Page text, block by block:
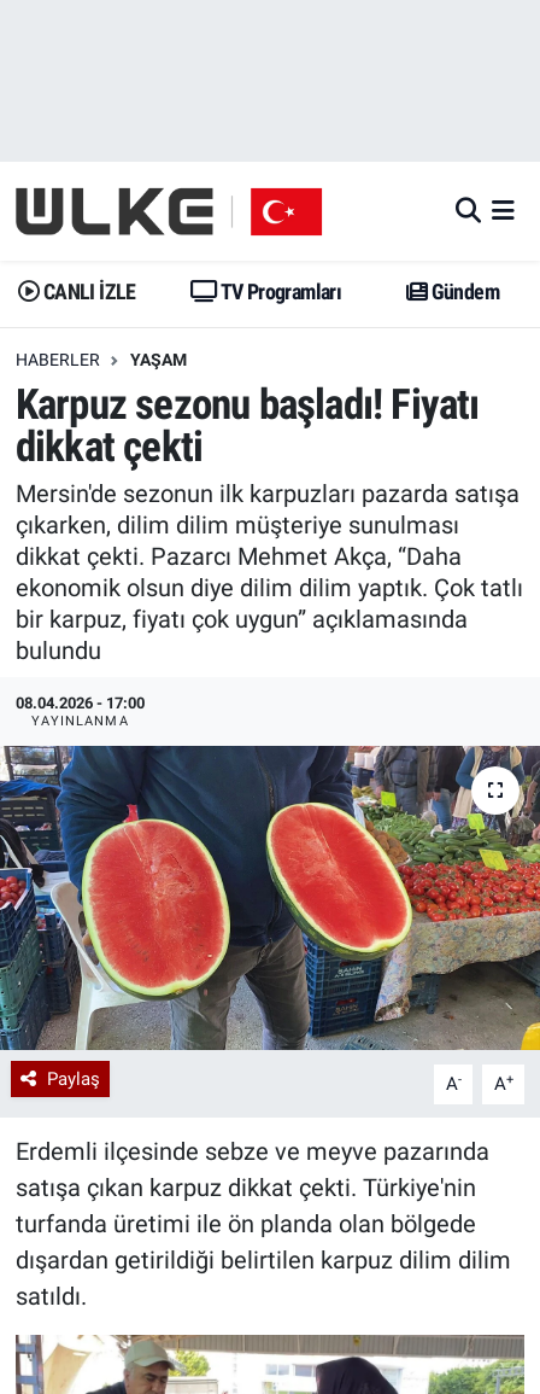
CANLI İZLE TV Programları Gündem
HABERLER YAŞAM
Karpuz sezonu başladı! Fiyatı
dikkat çekti
Mersin'de sezonun ilk karpuzları pazarda satışa
çıkarken, dilim dilim müşteriye sunulması
dikkat çekti. Pazarcı Mehmet Akça, “Daha
ekonomik olsun diye dilim dilim yaptık. Çok tatlı
bir karpuz, fiyatı çok uygun” açıklamasında
bulundu
08.04.2026 - 17:00
YAYINLANMA
Paylaş A- A+
Erdemli ilçesinde sebze ve meyve pazarında
satışa çıkan karpuz dikkat çekti. Türkiye'nin
turfanda üretimi ile ön planda olan bölgede
dışardan getirildiği belirtilen karpuz dilim dilim
satıldı.
Gündem
Dünya
Erişim Bilgileri
Ekonomi
Trend
Özel Haberler
Yazarlar
Gündem
Trend
Erişim Bilgileri
Spor
Ekonomi
Dünya
Medya
Özel Haberler
Kadın
Erişim Bilgileri
Sağlık
Teknoloji
Ramazan
İstanbul Namaz Vakitleri
Trafik Durumu
Erişim Bilgileri
Tüm Manşetler
Son Dakika Haberleri
Haber Arşivi